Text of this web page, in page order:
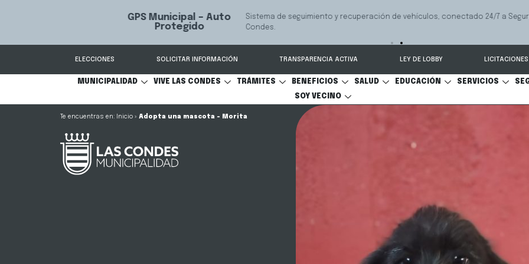
GPS Municipal – Auto
Protegido
Sistema de seguimiento y recuperación de vehículos, conectado 24/7 a Seguridad
Condes.
ELECCIONES SOLICITAR INFORMACIÓN TRANSPARENCIA ACTIVA LEY DE LOBBY LICITACIONES
MUNICIPALIDAD VIVE LAS CONDES TRÁMITES BENEFICIOS SALUD EDUCACIÓN SERVICIOS
SOY VECINO
Inicio » Adopta una mascota – Morita